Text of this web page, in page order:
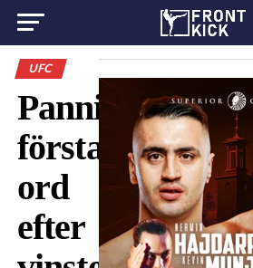
UFC
Pannies
första
ord
efter